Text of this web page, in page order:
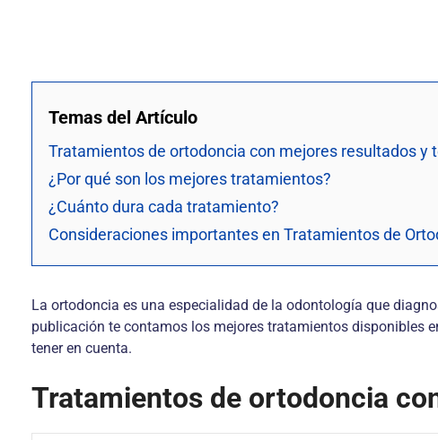
Temas del Artículo
Tratamientos de ortodoncia con mejores resultados y
¿Por qué son los mejores tratamientos?
¿Cuánto dura cada tratamiento?
Consideraciones importantes en Tratamientos de
La ortodoncia es una especialidad de la odontología que
publicación te contamos los mejores tratamientos disponibles
tener en cuenta.
Tratamientos de ortodoncia